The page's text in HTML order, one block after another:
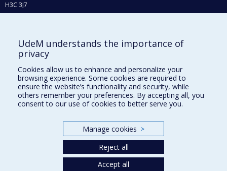
H3C 3J7
Who does what?
Find us
Site map
Accessibility
UdeM understands the importance of
privacy
Cookies allow us to enhance and personalize your
browsing experience. Some cookies are required to
ensure the website’s functionality and security, while
others remember your preferences. By accepting all, you
consent to our use of cookies to better serve you.
Manage cookies >
Reject all
Accept all